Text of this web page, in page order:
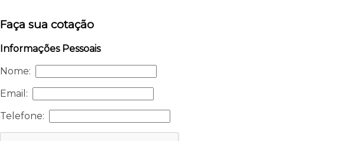
Faça sua cotação
Informações Pessoais
Nome:
Email:
Telefone: